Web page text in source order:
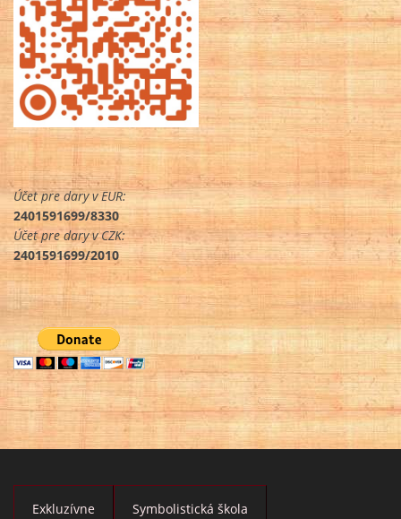
Účet pre dary v EUR:
2401591699/8330
Účet pre dary v CZK:
2401591699/2010
Exkluzívne Symbolistická škola